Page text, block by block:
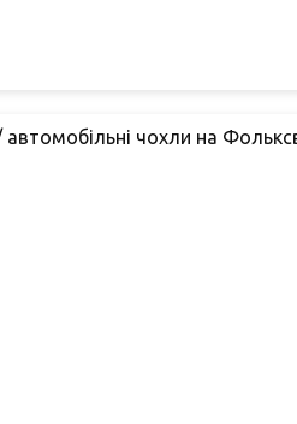
чохли на